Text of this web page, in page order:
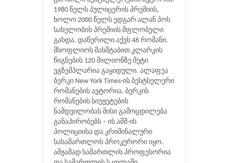
1980 წელს პულიცერის პრემიის,
ხოლო 2000 წელს ედგარ ალან პოს
სახელობის პრემიის მფლობელი
გახდა. დაწერილი აქვს 46 რომანი.
მსოფლიოს მასშტაბით კლარკის
წიგნების 120 მილიონზე მეტი
ეგზემპლარია გაყიდული. ალაფეა
ბერკი New York Times-ის ბესტსელერი
რომანების ავტორია. ბერკის
რომანების სიუჟეტების
ნამდვილობას მისი გამოცდილება
განაპირობებს – ის აშშ-ის
პოლიციისა და კრიმინალური
სასამართლოს პროკურორი იყო.
ამჟამად სამართლის პროფესორია